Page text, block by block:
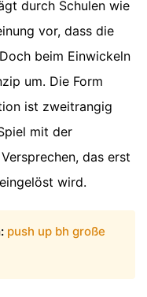
durch Schulen wie
vor, dass die
beim Einwickeln
um. Die Form
ist zweitrangig
mit der
das erst
wird.
push up bh große